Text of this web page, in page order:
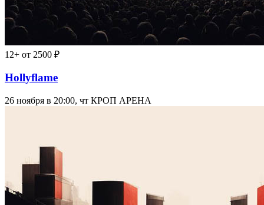
12+ от 2500 ₽
Hollyflame
26 ноября в 20:00, чт КРОП АРЕНА